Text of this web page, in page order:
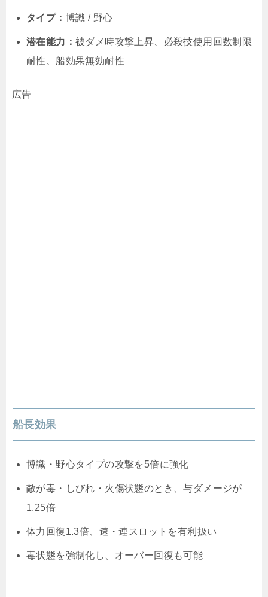
タイプ： 博識 / 野心
潜在能力： 被ダメ時攻撃上昇、必殺技使用回数制限
耐性、船効果無効耐性
広告
船長効果
博識・野心タイプの攻撃を5倍に強化
敵が毒・しびれ・火傷状態のとき、与ダメージが
1.25倍
体力回復1.3倍、速・連スロットを有利扱い
毒状態を強制化し、オーバー回復も可能